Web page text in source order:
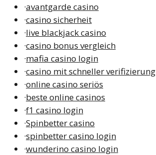
·avantgarde casino
·casino sicherheit
·live blackjack casino
·casino bonus vergleich
·mafia casino login
·casino mit schneller verifizierung
·online casino seriös
·beste online casinos
·f1 casino login
·Spinbetter casino
·spinbetter casino login
·wunderino casino login